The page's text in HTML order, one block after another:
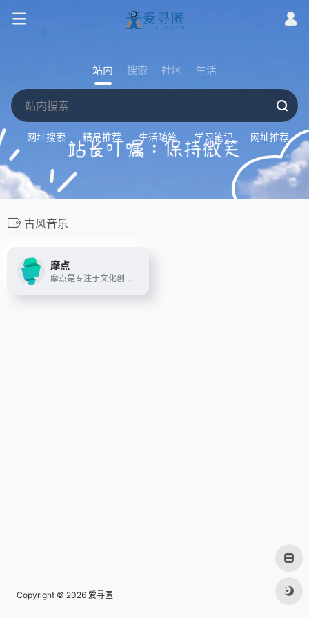
站内 搜索 社区 生活
网址搜索 精品推荐 生活随笔 学习笔记 网址推荐
古风音乐
摩点
摩点是专注于文化创意领域的众筹社区。致力于帮助创作者募集资金，找到支持者，让新鲜有趣的好创意成为现实。
Copyright © 2026 爱寻匿